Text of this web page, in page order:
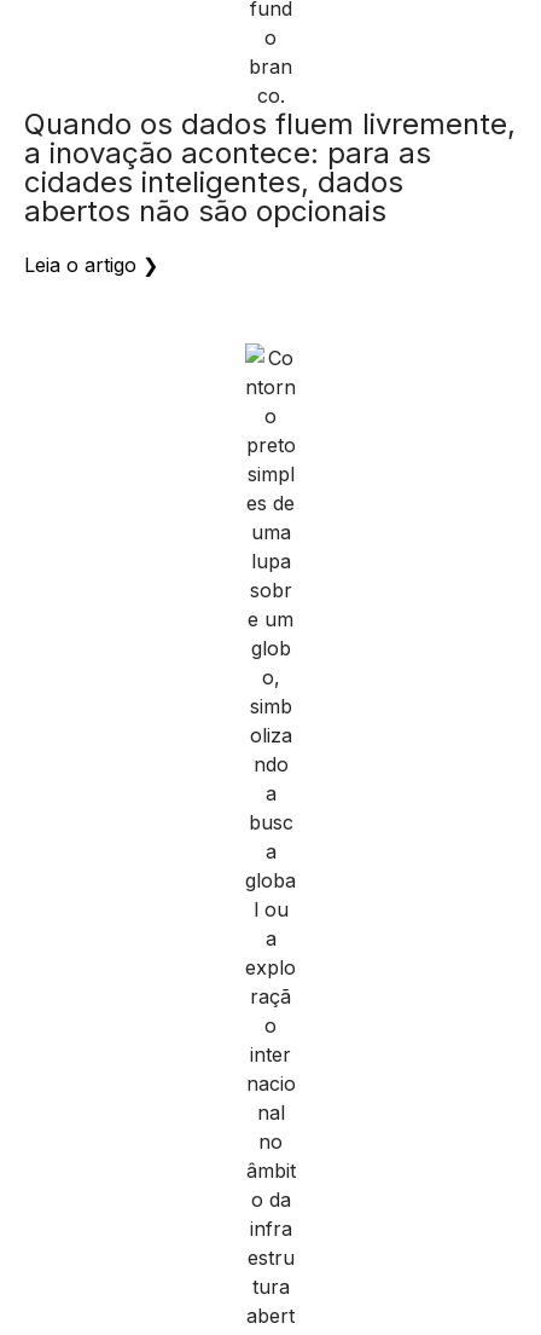
Quando os dados fluem livremente,
a inovação acontece: para as
cidades inteligentes, dados
abertos não são opcionais
Leia o artigo ❯